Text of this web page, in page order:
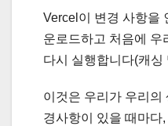
Vercel이 변경 사항을
운로드하고 처음에 우
다시 실행합니다(캐싱
이것은 우리가 우리의
경사항이 있을 때마다